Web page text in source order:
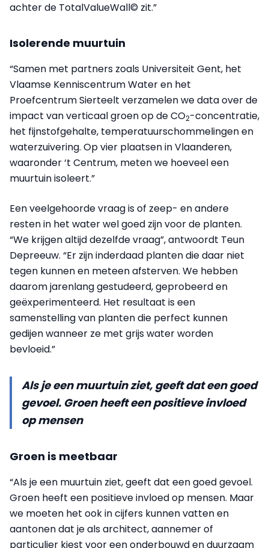
achter de TotalValueWall© zit.”
Isolerende muurtuin
“Samen met partners zoals Universiteit Gent, het
Vlaamse Kenniscentrum Water en het
Proefcentrum Sierteelt verzamelen we data over de
impact van verticaal groen op de CO2-concentratie,
het fijnstofgehalte, temperatuurschommelingen en
waterzuivering. Op vier plaatsen in Vlaanderen,
waaronder ‘t Centrum, meten we hoeveel een
muurtuin isoleert.”
Een veelgehoorde vraag is of zeep- en andere
resten in het water wel goed zijn voor de planten.
“We krijgen altijd dezelfde vraag”, antwoordt Teun
Depreeuw. “Er zijn inderdaad planten die daar niet
tegen kunnen en meteen afsterven. We hebben
daarom jarenlang gestudeerd, geprobeerd en
geëxperimenteerd. Het resultaat is een
samenstelling van planten die perfect kunnen
gedijen wanneer ze met grijs water worden
bevloeid.”
Als je een muurtuin ziet, geeft dat een goed
gevoel. Groen heeft een positieve invloed
op mensen
Groen is meetbaar
“Als je een muurtuin ziet, geeft dat een goed gevoel.
Groen heeft een positieve invloed op mensen. Maar
we moeten het ook in cijfers kunnen vatten en
aantonen dat je als architect, aannemer of
particulier kiest voor een onderbouwd en duurzaam